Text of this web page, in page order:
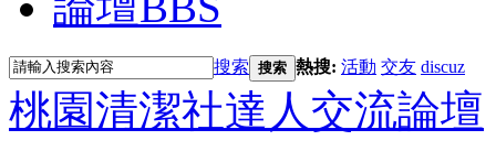
搜索 搜索 熱搜: 活動 交友 discuz
桃園清潔社達人交流論壇